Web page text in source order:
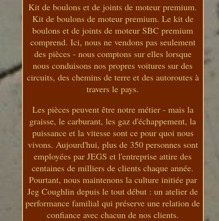
Kit de boulons et de joints de moteur premium.
Kit de boulons de moteur premium. Le kit de
boulons et de joints de moteur SBC premium
comprend. Ici, nous ne vendons pas seulement
des pièces - nous comptons sur elles lorsque
nous conduisons nos propres voitures sur des
circuits, des chemins de terre et des autoroutes à
travers le pays.
Les pièces peuvent être notre métier - mais la
graisse, le carburant, les gaz d'échappement, la
puissance et la vitesse sont ce pour quoi nous
vivons. Aujourd'hui, plus de 350 personnes sont
employées par JEGS et l'entreprise attire des
centaines de milliers de clients chaque année.
Pourtant, nous maintenons la culture initiée par
Jeg Coughlin depuis le tout début : un atelier de
performance familial qui préserve une relation de
confiance avec chacun de nos clients.